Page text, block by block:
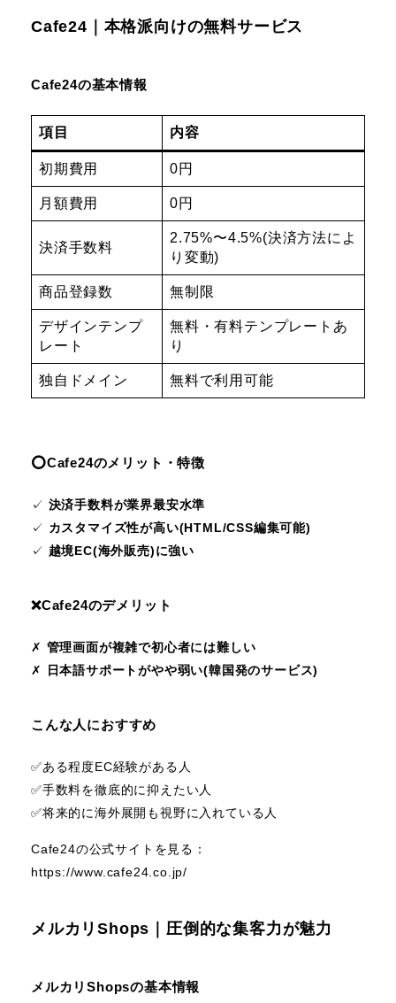
Cafe24｜本格派向けの無料サービス
Cafe24の基本情報
項目 内容
初期費用 0円
月額費用 0円
決済手数料
2.75%〜4.5%(決済方法によ
り変動)
商品登録数 無制限
デザインテンプ
レート
無料・有料テンプレートあ
り
独自ドメイン 無料で利用可能
⭕️Cafe24のメリット・特徴
✓ 決済手数料が業界最安水準
✓ カスタマイズ性が高い(HTML/CSS編集可能)
✓ 越境EC(海外販売)に強い
❌️Cafe24のデメリット
✗ 管理画面が複雑で初心者には難しい
✗
日本語サポートがやや弱い(韓国発のサービス)
こんな人におすすめ
✅️ある程度EC経験がある人
✅️手数料を徹底的に抑えたい人
✅️将来的に海外展開も視野に入れている人
Cafe24の公式サイトを見る：
https://www.cafe24.co.jp/
メルカリShops｜圧倒的な集客力が魅力
メルカリShopsの基本情報